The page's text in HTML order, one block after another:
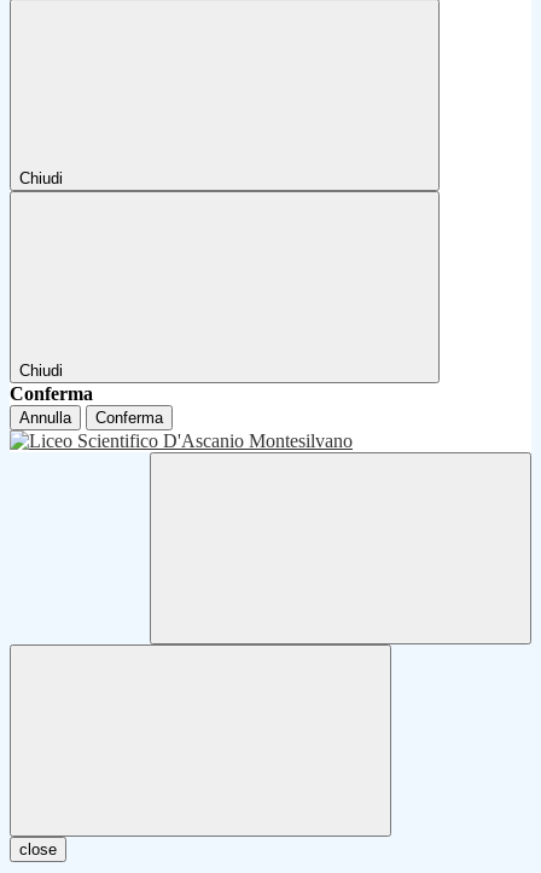
Chiudi
Chiudi
Conferma
Annulla Conferma
close